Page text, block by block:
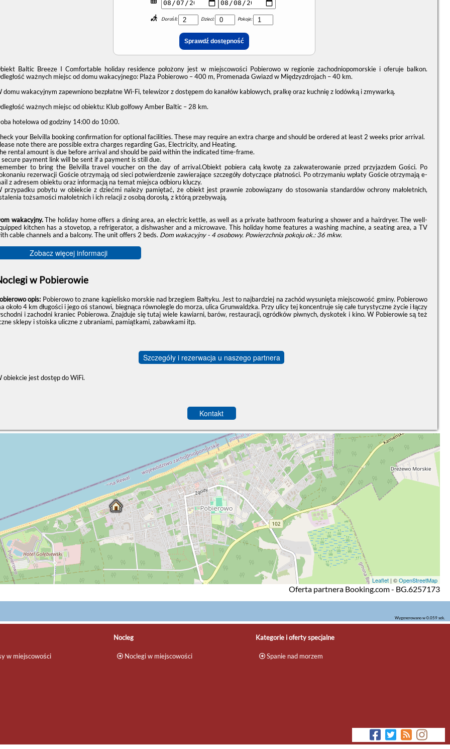
Dorośli: Dzieci: Pokoje:
Baltic Breeze I Comfortable holiday residence położony jest w miejscowości Pobierowo w regionie zachodniopomorskie i oferuje balkon.
ważnych miejsc od domu wakacyjnego: Plaża Pobierowo – 400 m, Promenada Gwiazd w Międzyzdrojach – 40 km.
domu wakacyjnym zapewniono bezpłatne Wi-Fi, telewizor z dostępem do kanałów kablowych, pralkę oraz kuchnię z lodówką i zmywarką.
ważnych miejsc od obiektu: Klub golfowy Amber Baltic – 28 km.
hotelowa od godziny 14:00do 10:00.
your Belvilla booking confirmation for optional facilities. These may require an extra charge and should be ordered at least 2 weeks prior arrival.
note there are possible extra charges regarding Gas, Electricity, and Heating.
rental amount is due before arrival and should be paid within the indicated time-frame.
secure payment link will be sent if a payment is still due.
to bring the Belvilla travel voucher on the day of arrival.Obiekt pobiera całą kwotę za zakwaterowanie przed przyjazdem Gości. Po
rezerwacji Goście otrzymają od sieci potwierdzenie zawierające szczegóły dotyczące płatności. Po otrzymaniu wpłaty Goście otrzymają e-
z adresem obiektu oraz informacją na temat miejsca odbioru kluczy.
przypadku pobytu w obiekcie z dziećmi należy pamiętać, że obiekt jest prawnie zobowiązany do stosowania standardów ochrony małoletnich,
tożsamości małoletnich i ich relacji z osobą dorosłą, z którą przebywają.
wakacyjny.The holiday home offers a dining area, an electric kettle, as well as a private bathroom featuring a shower and a hairdryer. The well-
kitchen has a stovetop, a refrigerator, a dishwasher and a microwave. This holiday home features a washing machine, a seating area, a TV
cable channels and a balcony. The unit offers 2 beds. Dom wakacyjny - 4 osobowy. Powierzchnia pokoju ok.: 36 mkw.
Zobacz więcej informacji
w Pobierowie
opis: Pobierowo to znane kąpielisko morskie nad brzegiem Bałtyku. Jest to najbardziej na zachód wysunięta miejscowość gminy. Pobierowo
około 4 km długości i jego oś stanowi, biegnąca równolegle do morza, ulica Grunwaldzka. Przy ulicy tej koncentruje się całe turystyczne życie i łączy
i zachodni kraniec Pobierowa. Znajduje się tutaj wiele kawiarni, barów, restauracji, ogródków piwnych, dyskotek i kino. W Pobierowie są też
sklepy i stoiska uliczne z ubraniami, pamiątkami, zabawkami itp.
Szczegóły i rezerwacja u naszego partnera
obiekcie jest dostęp do WiFi.
Kontakt
Leaflet | ©OpenStreetMap
Oferta partnera Booking.com - BG.6257173
Wygenerowano w 0.059 sek.
w miejscowości
Nocleg
Noclegi w miejscowości
Kategorie i oferty specjalne
Spanie nad morzem